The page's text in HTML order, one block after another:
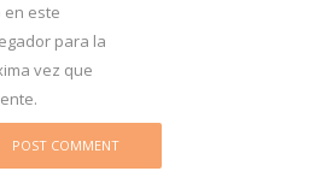
en este
para la
vez que